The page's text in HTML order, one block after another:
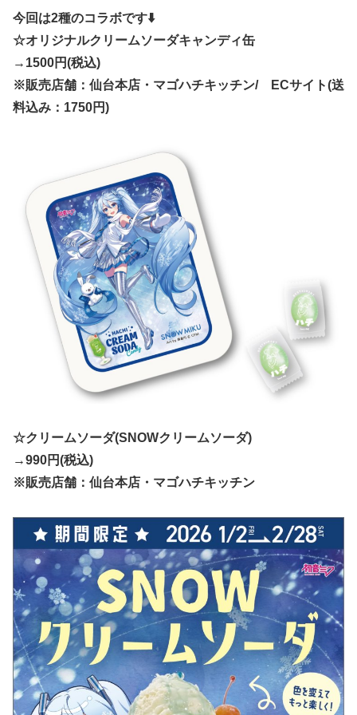
今回は2種のコラボです⬇️
☆オリジナルクリームソーダキャンディ缶
→1500円(税込)
※販売店舗：仙台本店・マゴハチキッチン/ ECサイト(送
料込み：1750円)
☆クリームソーダ(SNOWクリームソーダ)
→990円(税込)
※販売店舗：仙台本店・マゴハチキッチン